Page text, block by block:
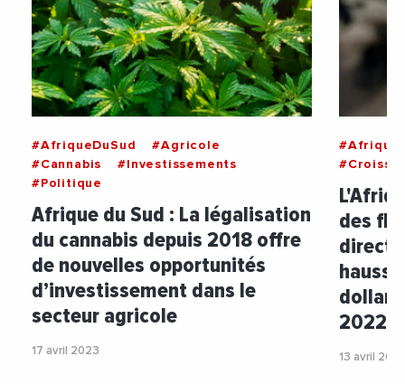
#AfriqueDuSud
#Agricole
#Cannabis
#Investissements
#Politique
Afrique du Sud : La légalisation
du cannabis depuis 2018 offre
de nouvelles opportunités
d’investissement dans le
secteur agricole
17 avril 2023
des
2022
13 avril